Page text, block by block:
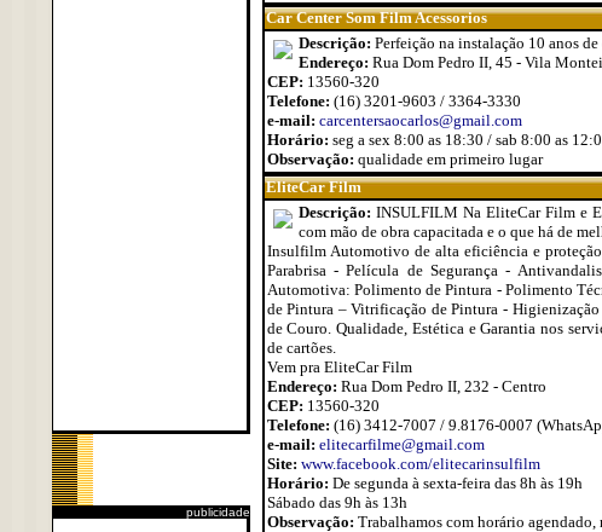
publicidade
Car Center Som Film Acessorios
Descrição: Perfeição na instalação 10 anos
Endereço: Rua Dom Pedro II, 45 - Vila
CEP: 13560-320
Telefone: (16) 3201-9603 / 3364-3330
e-mail: carcentersaocarlos@gmail.com
Horário: seg a sex 8:00 as 18:30 / sab 8:00 as
Observação: qualidade em primeiro lugar
EliteCar Film
Descrição: INSULFILM Na EliteCar Film e
com mão de obra capacitada e o que há de
Insulfilm Automotivo de alta eficiência e
Parabrisa - Película de Segurança -
Automotiva: Polimento de Pintura - Polimento
de Pintura – Vitrificação de Pintura -
de Couro. Qualidade, Estética e Garantia nos
de cartões.
Vem pra EliteCar Film
Endereço: Rua Dom Pedro II, 232 - Centro
CEP: 13560-320
Telefone: (16) 3412-7007 / 9.8176-0007
e-mail: elitecarfilme@gmail.com
Site: www.facebook.com/elitecarinsulfilm
Horário: De segunda à sexta-feira das 8h às 19h
Sábado das 9h às 13h
Observação: Trabalhamos com horário agendado,